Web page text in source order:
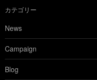
カテゴリー
News
Campaign
Blog